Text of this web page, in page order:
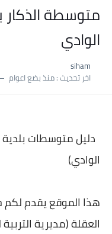
متوسطة الذكار
الوادي
siham
اخر تحديث :منذ بضع اعوام
دليل متوسطات بلدية
الوادي)
هذا الموقع يقدم
العقلة (مديرية